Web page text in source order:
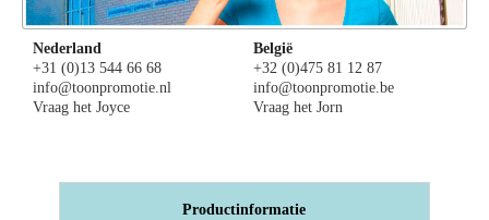
Nederland
+31 (0)13 544 66 68
info@toonpromotie.nl
Vraag het Joyce
België
+32 (0)475 81 12 87
info@toonpromotie.be
Vraag het Jorn
Productinformatie